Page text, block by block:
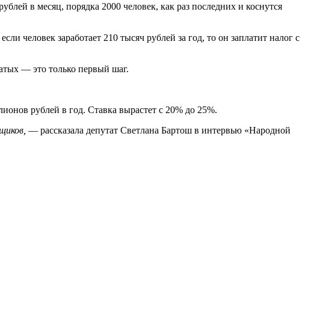
в месяц, порядка 2000 человек, как раз последних и коснутся
человек заработает 210 тысяч рублей за год, то он заплатит налог с
— это только первый шаг.
рублей в год. Ставка вырастет с 20% до 25%.
— рассказала депутат Светлана Бартош в интервью «Народной